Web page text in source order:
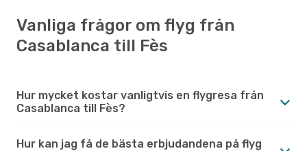
Vanliga frågor om flyg från
Casablanca till Fès
Hur mycket kostar vanligtvis en flygresa från
Casablanca till Fès?
Hur kan jag få de bästa erbjudandena på flyg